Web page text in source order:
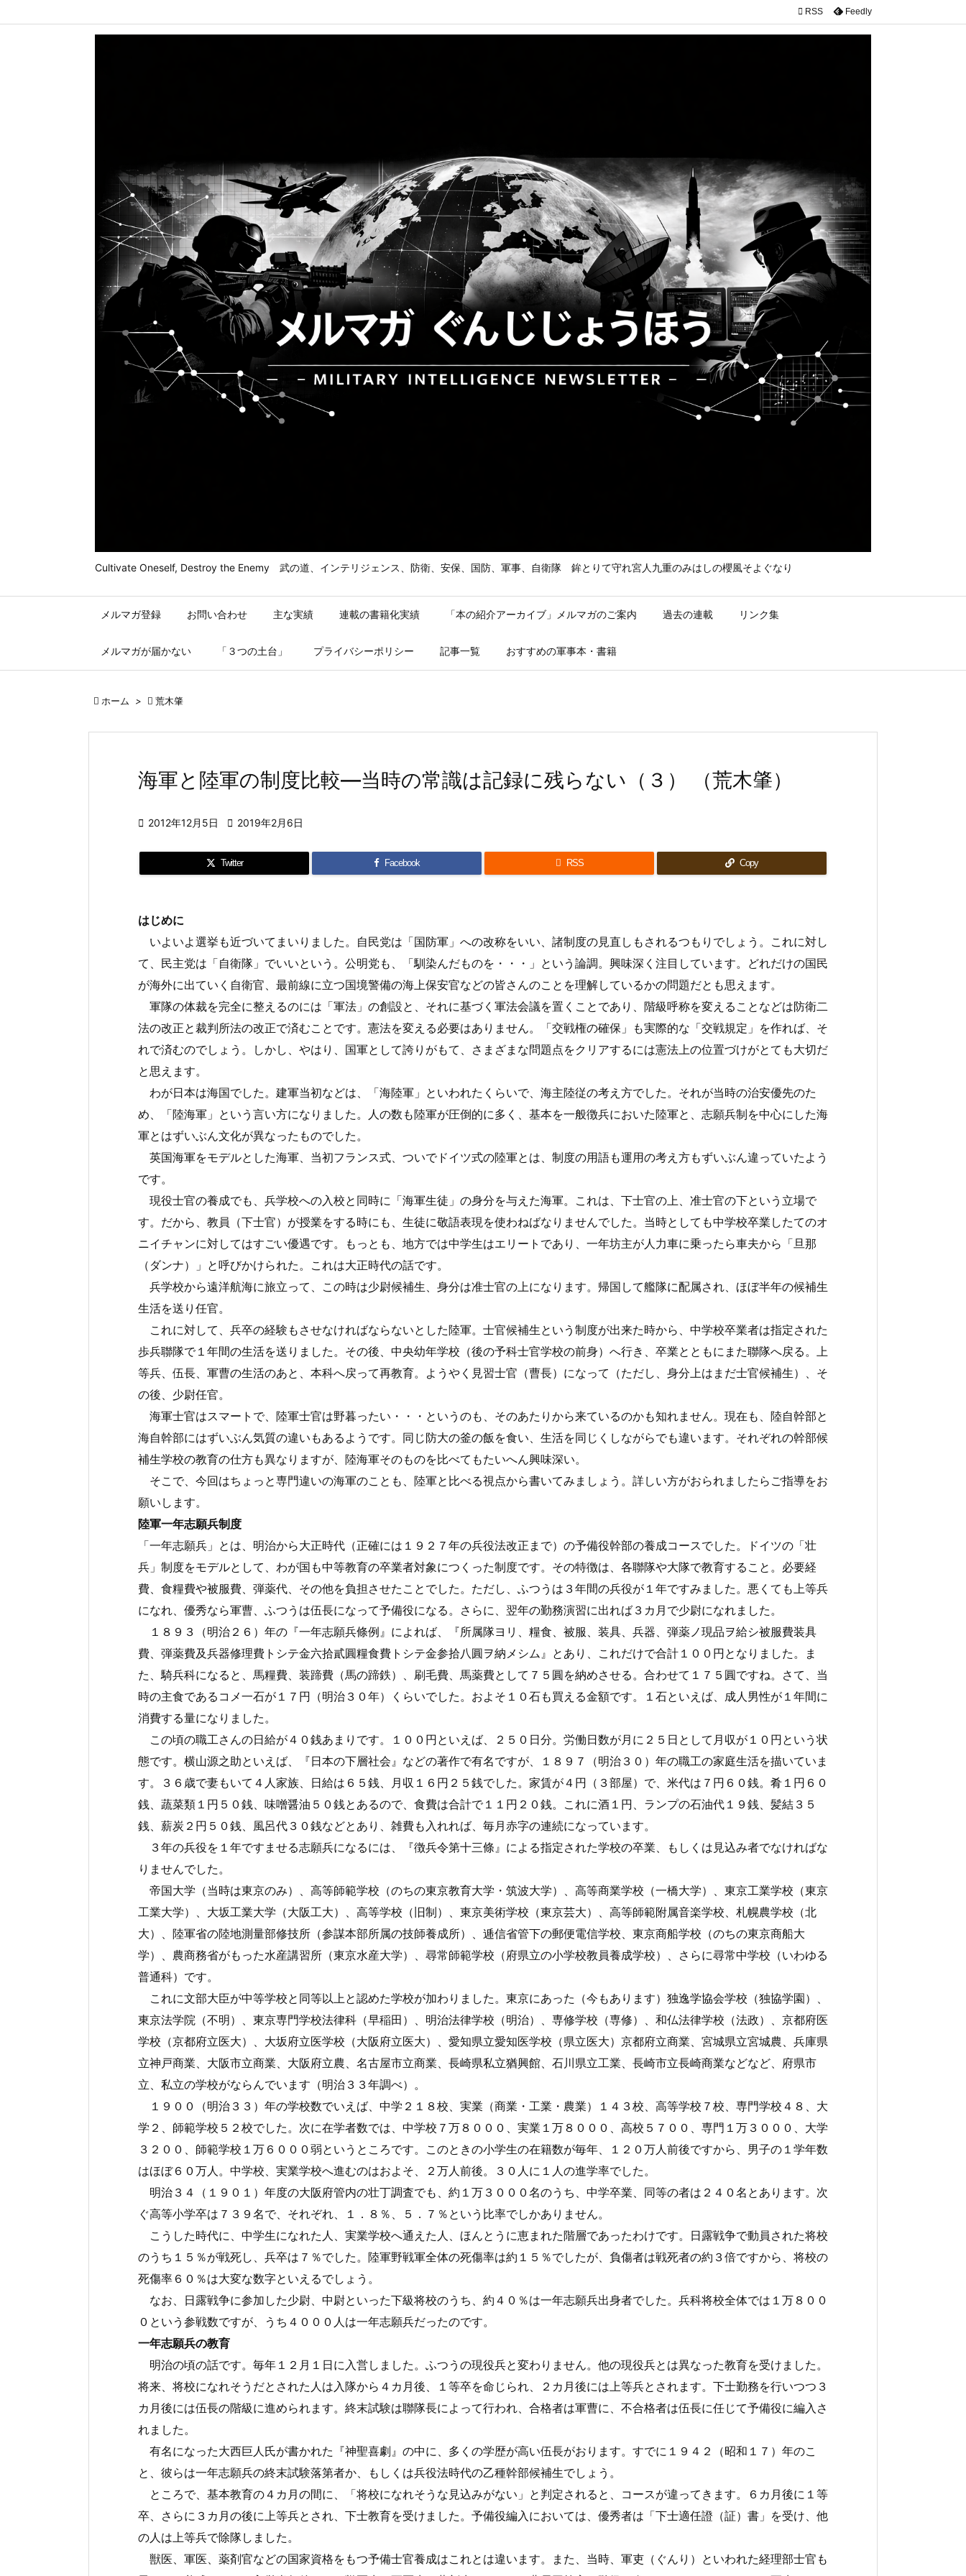
Cultivate Oneself, Destroy the Enemy 武の道、インテリジェンス、防衛、安保、国防、軍事、自衛隊 鉾とりて守れ宮人九重のみはしの櫻風そよぐなり
メルマガ登録 お問い合わせ 主な実績 連載の書籍化実績 「本の紹介アーカイブ」メルマガのご案内 過去の連載 リンク集
メルマガが届かない 「３つの土台」 プライバシーポリシー 記事一覧 おすすめの軍事本・書籍
 RSS Feedly
 ホーム >  荒木肇
海軍と陸軍の制度比較―当時の常識は記録に残らない（３） （荒木肇）
 2012年12月5日  2019年2月6日
Twitter Facebook  RSS Copy
はじめに
いよいよ選挙も近づいてまいりました。自民党は「国防軍」への改称をいい、諸制度の見直しもされるつもりでしょう。これに対し
て、民主党は「自衛隊」でいいという。公明党も、「馴染んだものを・・・」という論調。興味深く注目しています。どれだけの国民
が海外に出ていく自衛官、最前線に立つ国境警備の海上保安官などの皆さんのことを理解しているかの問題だとも思えます。
軍隊の体裁を完全に整えるのには「軍法」の創設と、それに基づく軍法会議を置くことであり、階級呼称を変えることなどは防衛二
法の改正と裁判所法の改正で済むことです。憲法を変える必要はありません。「交戦権の確保」も実際的な「交戦規定」を作れば、そ
れで済むのでしょう。しかし、やはり、国軍として誇りがもて、さまざまな問題点をクリアするには憲法上の位置づけがとても大切だ
と思えます。
わが日本は海国でした。建軍当初などは、「海陸軍」といわれたくらいで、海主陸従の考え方でした。それが当時の治安優先のた
め、「陸海軍」という言い方になりました。人の数も陸軍が圧倒的に多く、基本を一般徴兵においた陸軍と、志願兵制を中心にした海
軍とはずいぶん文化が異なったものでした。
英国海軍をモデルとした海軍、当初フランス式、ついでドイツ式の陸軍とは、制度の用語も運用の考え方もずいぶん違っていたよう
です。
現役士官の養成でも、兵学校への入校と同時に「海軍生徒」の身分を与えた海軍。これは、下士官の上、准士官の下という立場で
す。だから、教員（下士官）が授業をする時にも、生徒に敬語表現を使わねばなりませんでした。当時としても中学校卒業したてのオ
ニイチャンに対してはすごい優遇です。もっとも、地方では中学生はエリートであり、一年坊主が人力車に乗ったら車夫から「旦那
（ダンナ）」と呼びかけられた。これは大正時代の話です。
兵学校から遠洋航海に旅立って、この時は少尉候補生、身分は准士官の上になります。帰国して艦隊に配属され、ほぼ半年の候補生
生活を送り任官。
これに対して、兵卒の経験もさせなければならないとした陸軍。士官候補生という制度が出来た時から、中学校卒業者は指定された
歩兵聯隊で１年間の生活を送りました。その後、中央幼年学校（後の予科士官学校の前身）へ行き、卒業とともにまた聯隊へ戻る。上
等兵、伍長、軍曹の生活のあと、本科へ戻って再教育。ようやく見習士官（曹長）になって（ただし、身分上はまだ士官候補生）、そ
の後、少尉任官。
海軍士官はスマートで、陸軍士官は野暮ったい・・・というのも、そのあたりから来ているのかも知れません。現在も、陸自幹部と
海自幹部にはずいぶん気質の違いもあるようです。同じ防大の釜の飯を食い、生活を同じくしながらでも違います。それぞれの幹部候
補生学校の教育の仕方も異なりますが、陸海軍そのものを比べてもたいへん興味深い。
そこで、今回はちょっと専門違いの海軍のことも、陸軍と比べる視点から書いてみましょう。詳しい方がおられましたらご指導をお
願いします。
陸軍一年志願兵制度
「一年志願兵」とは、明治から大正時代（正確には１９２７年の兵役法改正まで）の予備役幹部の養成コースでした。ドイツの「壮
兵」制度をモデルとして、わが国も中等教育の卒業者対象につくった制度です。その特徴は、各聯隊や大隊で教育すること。必要経
費、食糧費や被服費、弾薬代、その他を負担させたことでした。ただし、ふつうは３年間の兵役が１年ですみました。悪くても上等兵
になれ、優秀なら軍曹、ふつうは伍長になって予備役になる。さらに、翌年の勤務演習に出れば３カ月で少尉になれました。
１８９３（明治２６）年の『一年志願兵條例』によれば、『所属隊ヨリ、糧食、被服、装具、兵器、弾薬ノ現品ヲ給シ被服費装具
費、弾薬費及兵器修理費トシテ金六拾貳圓糧食費トシテ金参拾八圓ヲ納メシム』とあり、これだけで合計１００円となりました。ま
た、騎兵科になると、馬糧費、装蹄費（馬の蹄鉄）、刷毛費、馬薬費として７５圓を納めさせる。合わせて１７５圓ですね。さて、当
時の主食であるコメ一石が１７円（明治３０年）くらいでした。およそ１０石も買える金額です。１石といえば、成人男性が１年間に
消費する量になりました。
この頃の職工さんの日給が４０銭あまりです。１００円といえば、２５０日分。労働日数が月に２５日として月収が１０円という状
態です。横山源之助といえば、『日本の下層社会』などの著作で有名ですが、１８９７（明治３０）年の職工の家庭生活を描いていま
す。３６歳で妻もいて４人家族、日給は６５銭、月収１６円２５銭でした。家賃が４円（３部屋）で、米代は７円６０銭。肴１円６０
銭、蔬菜類１円５０銭、味噌醤油５０銭とあるので、食費は合計で１１円２０銭。これに酒１円、ランプの石油代１９銭、髪結３５
銭、薪炭２円５０銭、風呂代３０銭などとあり、雑費も入れれば、毎月赤字の連続になっています。
３年の兵役を１年ですませる志願兵になるには、『徴兵令第十三條』による指定された学校の卒業、もしくは見込み者でなければな
りませんでした。
帝国大学（当時は東京のみ）、高等師範学校（のちの東京教育大学・筑波大学）、高等商業学校（一橋大学）、東京工業学校（東京
工業大学）、大坂工業大学（大阪工大）、高等学校（旧制）、東京美術学校（東京芸大）、高等師範附属音楽学校、札幌農学校（北
大）、陸軍省の陸地測量部修技所（参謀本部所属の技師養成所）、逓信省管下の郵便電信学校、東京商船学校（のちの東京商船大
学）、農商務省がもった水産講習所（東京水産大学）、尋常師範学校（府県立の小学校教員養成学校）、さらに尋常中学校（いわゆる
普通科）です。
これに文部大臣が中等学校と同等以上と認めた学校が加わりました。東京にあった（今もあります）独逸学協会学校（独協学園）、
東京法学院（不明）、東京専門学校法律科（早稲田）、明治法律学校（明治）、専修学校（専修）、和仏法律学校（法政）、京都府医
学校（京都府立医大）、大坂府立医学校（大阪府立医大）、愛知県立愛知医学校（県立医大）京都府立商業、宮城県立宮城農、兵庫県
立神戸商業、大阪市立商業、大阪府立農、名古屋市立商業、長崎県私立猶興館、石川県立工業、長崎市立長崎商業などなど、府県市
立、私立の学校がならんでいます（明治３３年調べ）。
１９００（明治３３）年の学校数でいえば、中学２１８校、実業（商業・工業・農業）１４３校、高等学校７校、専門学校４８、大
学２、師範学校５２校でした。次に在学者数では、中学校７万８０００、実業１万８０００、高校５７００、専門１万３０００、大学
３２００、師範学校１万６０００弱というところです。このときの小学生の在籍数が毎年、１２０万人前後ですから、男子の１学年数
はほぼ６０万人。中学校、実業学校へ進むのはおよそ、２万人前後。３０人に１人の進学率でした。
明治３４（１９０１）年度の大阪府管内の壮丁調査でも、約１万３０００名のうち、中学卒業、同等の者は２４０名とあります。次
ぐ高等小学卒は７３９名で、それぞれ、１．８％、５．７％という比率でしかありません。
こうした時代に、中学生になれた人、実業学校へ通えた人、ほんとうに恵まれた階層であったわけです。日露戦争で動員された将校
のうち１５％が戦死し、兵卒は７％でした。陸軍野戦軍全体の死傷率は約１５％でしたが、負傷者は戦死者の約３倍ですから、将校の
死傷率６０％は大変な数字といえるでしょう。
なお、日露戦争に参加した少尉、中尉といった下級将校のうち、約４０％は一年志願兵出身者でした。兵科将校全体では１万８００
０という参戦数ですが、うち４０００人は一年志願兵だったのです。
一年志願兵の教育
明治の頃の話です。毎年１２月１日に入営しました。ふつうの現役兵と変わりません。他の現役兵とは異なった教育を受けました。
将来、将校になれそうだとされた人は入隊から４カ月後、１等卒を命じられ、２カ月後には上等兵とされます。下士勤務を行いつつ３
カ月後には伍長の階級に進められます。終末試験は聯隊長によって行われ、合格者は軍曹に、不合格者は伍長に任じて予備役に編入さ
れました。
有名になった大西巨人氏が書かれた『神聖喜劇』の中に、多くの学歴が高い伍長がおります。すでに１９４２（昭和１７）年のこ
と、彼らは一年志願兵の終末試験落第者か、もしくは兵役法時代の乙種幹部候補生でしょう。
ところで、基本教育の４カ月の間に、「将校になれそうな見込みがない」と判定されると、コースが違ってきます。６カ月後に１等
卒、さらに３カ月の後に上等兵とされ、下士教育を受けました。予備役編入においては、優秀者は「下士適任證（証）書」を受け、他
の人は上等兵で除隊しました。
獣医、軍医、薬剤官などの国家資格をもつ予備士官養成はこれとは違います。また、当時、軍吏（ぐんり）といわれた経理部士官も